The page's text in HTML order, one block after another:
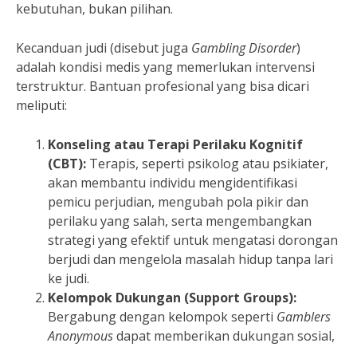
kebutuhan, bukan pilihan.
Kecanduan judi (disebut juga Gambling Disorder)
adalah kondisi medis yang memerlukan intervensi
terstruktur. Bantuan profesional yang bisa dicari
meliputi:
Konseling atau Terapi Perilaku Kognitif
(CBT): Terapis, seperti psikolog atau psikiater,
akan membantu individu mengidentifikasi
pemicu perjudian, mengubah pola pikir dan
perilaku yang salah, serta mengembangkan
strategi yang efektif untuk mengatasi dorongan
berjudi dan mengelola masalah hidup tanpa lari
ke judi.
Kelompok Dukungan (Support Groups):
Bergabung dengan kelompok seperti Gamblers
Anonymousdapat memberikan dukungan sosial,